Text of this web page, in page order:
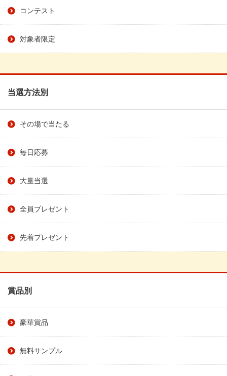
コンテスト
対象者限定
当選方法別
その場で当たる
毎日応募
大量当選
全員プレゼント
先着プレゼント
賞品別
豪華賞品
無料サンプル